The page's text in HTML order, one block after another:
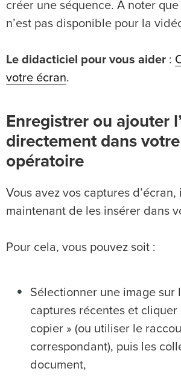
créer une séquence. À noter
n’est pas disponible pour la
Le didacticiel pour vous aider :
votre écran.
Enregistrer ou ajouter
directement dans
opératoire
Vous avez vos captures d’écran,
maintenant de les insérer dans
Pour cela, vous pouvez soit :
Sélectionner une image sur
captures récentes et cliquer
copier » (ou utiliser le
correspondant), puis les
document,